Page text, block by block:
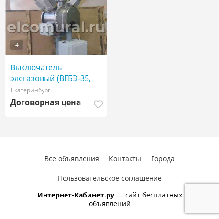
4
Выключатель
элегазовый (ВГБЭ-35,
ВГТ-110, ВЭБ-110)
Екатеринбург
Договорная цена
Интернет-Кабинет.ру— сайт бесплатных
объявлений
Все объявления Контакты Города
Пользовательское соглашение